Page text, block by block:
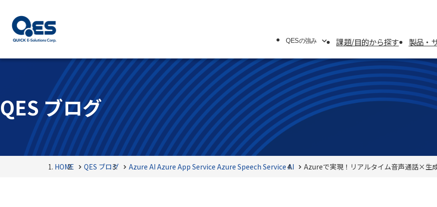
QESの強み
QESの強み
システムソリューション
オフィスソリューション
課題/目的から探す 製品・
QES ブログ
HOME QES ブログ Azure AI Azure App Service Azure Speech Service AI Azureで実現！リアルタイム音声通話×生